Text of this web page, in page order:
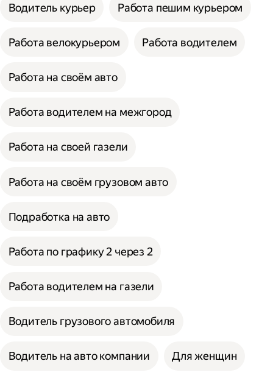
Водитель курьер Работа пешим курьером
Работа велокурьером Работа водителем
Работа на своём авто
Работа водителем на межгород
Работа на своей газели
Работа на своём грузовом авто
Подработка на авто
Работа по графику 2 через 2
Работа водителем на газели
Водитель грузового автомобиля
Водитель на авто компании Для женщин